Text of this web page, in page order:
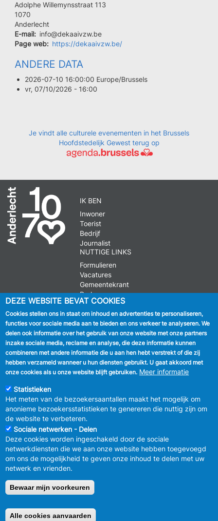
Adolphe Willemynsstraat 113
Code
postal
1070
Ville
Anderlecht
E-mail
info@dekaaivzw.be
Page web
https://dekaaivzw.be/
ANDERE DATA
2026-07-10 16:00:00 Europe/Brussels
vr, 07/10/2026 - 16:00
Je vindt alle culturele evenementen in het Brussels
Hoofdstedelijk Gewest terug op
IK BEN
Inwoner
Toerist
Bedrijf
Journalist
NUTTIGE LINKS
Formulieren
Vacatures
Gemeentekrant
Parkeren
VOLG ONS
Facebook
Linkedin
Instagram
MENU
FOOTER
LEGAL
Vertrouwelijkheid
Verbeteringsplan
van de sociale netwerken
1070-Brussel -
DEZE WEBSITE BEVAT COOKIES
Cookies stellen ons in staat om inhoud en advertenties te personaliseren,
functies voor sociale media aan te bieden en ons verkeer te analyseren. We
delen ook informatie over het gebruik van onze website met onze partners
inzake sociale media, reclame en analyse, die deze informatie kunnen
combineren met andere informatie die u aan hen hebt verstrekt of die zij
hebben verzameld wanneer u hun diensten gebruikt. U gaat akkoord met
onze cookies als u onze website blijft gebruiken. Meer informatie
Statistieken
Het meten van de bezoekersaantallen maakt het mogelijk om
anonieme bezoekersstatistieken te genereren die nuttig zijn om
de website te verbeteren.
Sociale netwerken - Delen
Deze cookies worden ingeschakeld door de sociale
netwerkdiensten die we aan onze website hebben toegevoegd
om ons de mogelijkheid te geven onze inhoud te delen met uw
netwerk en vrienden.
Bewaar mijn voorkeuren
Alle cookies aanvaarden